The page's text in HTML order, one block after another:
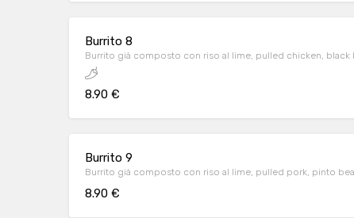
Burrito 8
Burrito già composto con riso al lime, pulled chicken, black
8.90 €
Burrito 9
Burrito già composto con riso al lime, pulled pork, pinto
8.90 €